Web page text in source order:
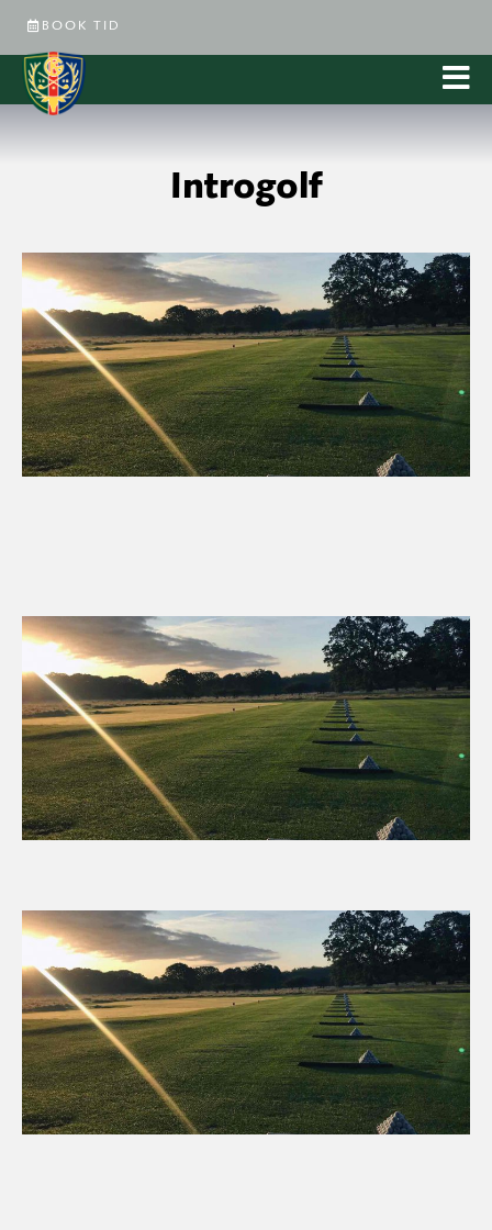
BOOK TID
Introgolf